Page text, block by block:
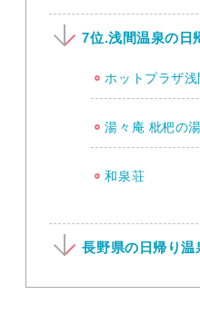
7位.浅間温泉の日
ホットプラザ浅
湯々庵 枇杷の湯
和泉荘
長野県の日帰り温